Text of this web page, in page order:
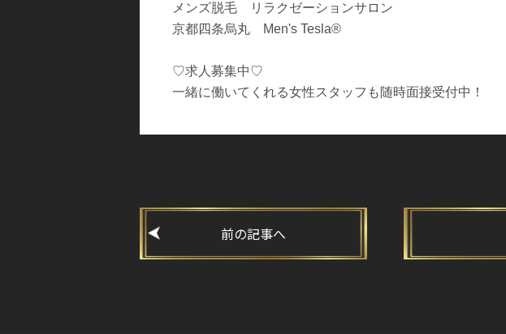
メンズ脱毛 リラクゼーションサロン
京都四条烏丸 Men's Tesla®
♡求人募集中♡
一緒に働いてくれる女性スタッフも随時面接受付中！
前の記事へ